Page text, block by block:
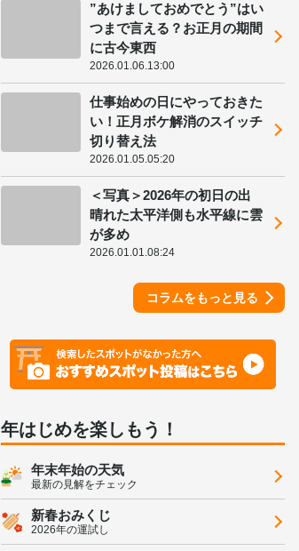
”あけましておめでとう”はい
つまで言える？お正月の期間
に古今東西
2026.01.06.13:00
仕事始めの日にやっておきた
い！正月ボケ解消のスイッチ
切り替え法
2026.01.05.05:20
＜写真＞2026年の初日の出
晴れた太平洋側も水平線に雲
が多め
2026.01.01.08:24
コラムをもっと見る
年はじめを楽しもう！
年末年始の天気
最新の見解をチェック
新春おみくじ
2026年の運試し